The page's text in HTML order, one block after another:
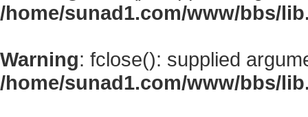
/home/sunad1.com/www/bbs/
Warning: fclose(): supplied
/home/sunad1.com/www/bbs/